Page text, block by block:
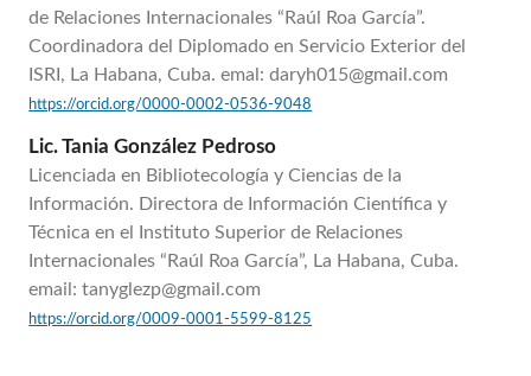
de Relaciones Internacionales “Raúl Roa García”.
Coordinadora del Diplomado en Servicio Exterior del
ISRI, La Habana, Cuba. emal: daryh015@gmail.com
https://orcid.org/0000-0002-0536-9048
Lic. Tania González Pedroso
Licenciada en Bibliotecología y Ciencias de la
Información. Directora de Información Científica y
Técnica en el Instituto Superior de Relaciones
Internacionales “Raúl Roa García”, La Habana, Cuba.
email: tanyglezp@gmail.com
https://orcid.org/0009-0001-5599-8125